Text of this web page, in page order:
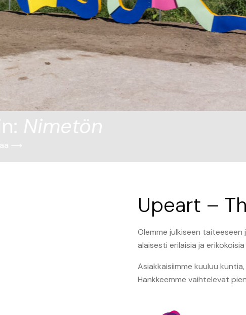
Upeart –
Olemme julkiseen
alaisesti erilaisia ja
Asiakkaisiimme kuuluu
Hankkeemme vaihtelevat